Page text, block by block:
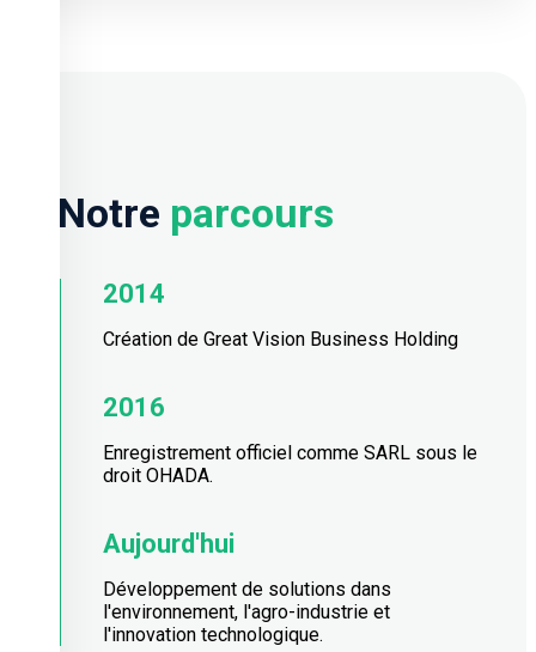
Notre parcours
2014
Création de Great Vision Business Holding
2016
Enregistrement officiel comme SARL sous le
droit OHADA.
Aujourd'hui
Développement de solutions dans
l'environnement, l'agro-industrie et
l'innovation technologique.